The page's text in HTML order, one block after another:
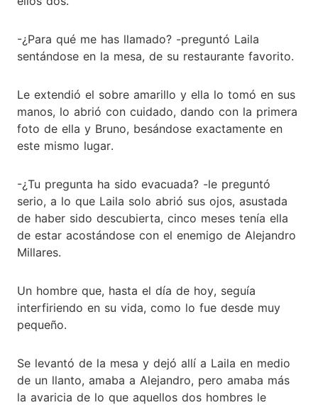
-¿Para qué me has llamado? -preguntó Laila
sentándose en la mesa, de su restaurante favorito.
Le extendió el sobre amarillo y ella lo tomó en sus
manos, lo abrió con cuidado, dando con la primera
foto de ella y Bruno, besándose exactamente en
este mismo lugar.
-¿Tu pregunta ha sido evacuada? -le preguntó
serio, a lo que Laila solo abrió sus ojos, asustada
de haber sido descubierta, cinco meses tenía ella
de estar acostándose con el enemigo de Alejandro
Millares.
Un hombre que, hasta el día de hoy, seguía
interfiriendo en su vida, como lo fue desde muy
pequeño.
Se levantó de la mesa y dejó allí a Laila en medio
de un llanto, amaba a Alejandro, pero amaba más
la avaricia de lo que aquellos dos hombres le